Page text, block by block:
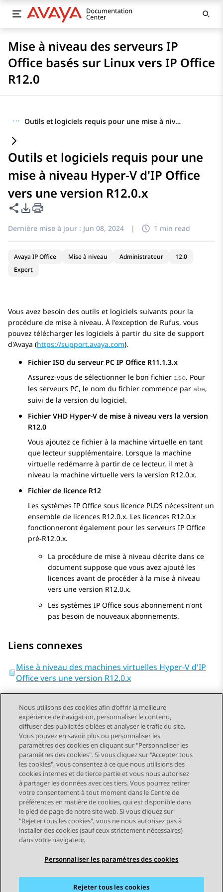
Mise à niveau des serveurs IP
Office basés sur Linux vers IP Office
R12.0
··· Outils et logiciels requis pour une mise à niveau Hyper-V d'IP Office vers une version R12.0.x
Outils et logiciels requis pour une
mise à niveau Hyper-V d'IP Office
vers une version R12.0.x
Partager cette page
Options d'exportation PDF
Dernière mise à jour : Jun 08, 2024 | 1 min read
Avaya IP Office Mise à niveau Administrateur
12.0
Expert
Vous avez besoin des outils et logiciels suivants pour la
procédure de mise à niveau. À l'exception de Rufus, vous
pouvez télécharger les logiciels à partir du site de support
d'Avaya (https://support.avaya.com).
Fichier ISO du serveur PC IP Office R11.1.3.x
Assurez-vous de sélectionner le bon fichier iso. Pour
les serveurs PC, le nom du fichier commence par abe,
suivi de la version du logiciel.
Fichier VHD Hyper-V de mise à niveau vers la version
R12.0
Vous ajoutez ce fichier à la machine virtuelle en tant
que lecteur supplémentaire. Lorsque la machine
virtuelle redémarre à partir de ce lecteur, il met à
niveau la machine virtuelle vers la version R12.0.x.
Fichier de licence R12
Les systèmes IP Office sous licence PLDS nécessitent un
ensemble de licences R12.0.x. Les licences R12.0.x
fonctionneront également pour les serveurs IP Office
pré-R12.0.x.
La procédure de mise à niveau décrite dans ce
document suppose que vous avez ajouté les
licences avant de procéder à la mise à niveau
vers une version R12.0.x.
Les systèmes IP Office sous abonnement n'ont
pas besoin de nouveaux abonnements.
Liens connexes
Mise à niveau des machines virtuelles Hyper-V d'IP
Office vers une version R12.0.x
Send Feedback
Navigation par sujet
Sujet précédent Sujet suivant
STAY CONNECTED
Nous utilisons des cookies afin d’offrir la meilleure
expérience de navigation, personnaliser le contenu,
diffuser des publicités ciblées et analyser le trafic du site.
Vous pouvez en savoir plus ou personnaliser les
paramètres des cookies en cliquant sur "Personnaliser les
paramètres des cookies". Si vous cliquez sur "Accepter tous
les cookies", vous consentez à ce que nous utilisions des
cookies internes et de tierce partie et vous nous autorisez
à partager les données avec ces tiers. Vous pourrez retirer
votre consentement à tout moment dans le Centre de
préférences en matière de cookies, qui est disponible dans
le pied de page de notre site web. Si vous cliquez sur
"Rejeter tous les cookies", vous ne nous autorisez pas à
installer des cookies (sauf ceux strictement nécessaires)
dans votre navigateur.
Personnaliser les paramètres des cookies
Rejeter tous les cookies